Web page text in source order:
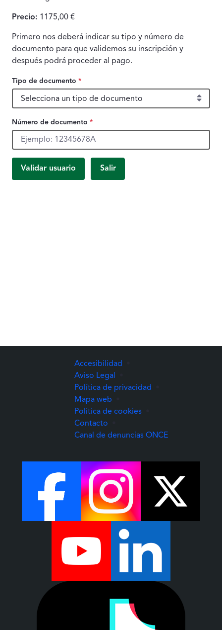
Precio: 1175,00 €
Primero nos deberá indicar su tipo y número de
documento para que validemos su inscripción y
después podrá proceder al pago.
Tipo de documento *
Número de documento *
Número de documento, obligatorio.
Validar usuario Salir
Accesibilidad
Aviso Legal
Política de privacidad
Mapa web
Política de cookies
Contacto
Canal de denuncias ONCE(Abre una